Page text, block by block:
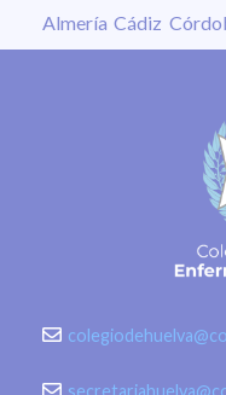
Almería Cádiz